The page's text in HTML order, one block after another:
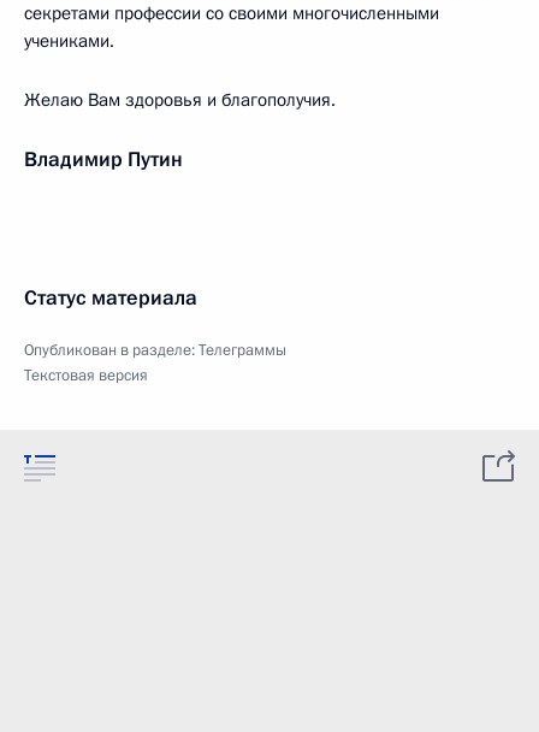
секретами профессии со своими многочисленными
учениками.
Желаю Вам здоровья и благополучия.
Владимир Путин
Статус материала
Опубликован в разделе:Телеграммы
Текстовая версия